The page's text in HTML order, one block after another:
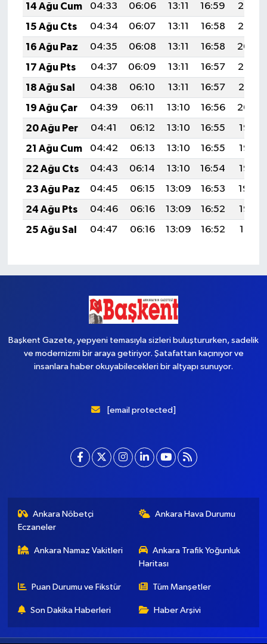
14 Ağu Cum
04:33 06:06 13:11 16:59
20:06
15 Ağu Cts
04:34 06:07 13:11 16:58
20:05
16 Ağu Paz
04:35 06:08 13:11 16:58
20:04
17 Ağu Pts
04:37 06:09 13:11 16:57
20:02
18 Ağu Sal
04:38 06:10 13:11 16:57
20:01
19 Ağu Çar
04:39 06:11 13:10 16:56
20:00
20 Ağu Per
04:41 06:12 13:10 16:55
19:58
21 Ağu Cum
04:42 06:13 13:10 16:55
19:57
22 Ağu Cts
04:43 06:14 13:10 16:54
19:55
23 Ağu Paz
04:45 06:15 13:09 16:53
19:54
24 Ağu Pts
04:46 06:16 13:09 16:52
19:53
25 Ağu Sal
04:47 06:16 13:09 16:52 19:51
Başkent Gazete, yepyeni temasıyla sizleri buluştururken, sadelik
ve modernizmi bir araya getiriyor. Şatafattan kaçınıyor ve
insanlara haber okuyabilecekleri bir altyapı sunuyor.
[email protected]
Ankara Nöbetçi
Eczaneler
Ankara Hava Durumu
Ankara Namaz Vakitleri
Ankara Trafik Yoğunluk
Haritası
Puan Durumu ve Fikstür Tüm Manşetler
Son Dakika Haberleri Haber Arşivi